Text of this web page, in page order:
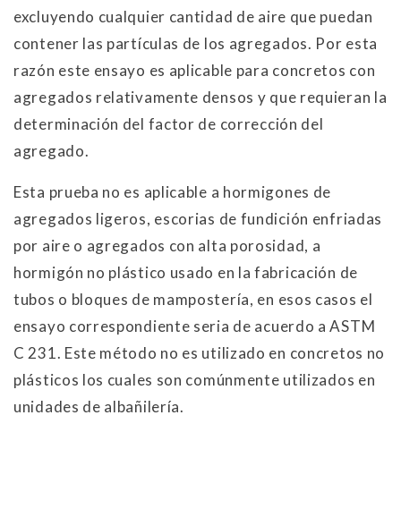
excluyendo cualquier cantidad de aire que puedan
contener las partículas de los agregados. Por esta
razón este ensayo es aplicable para concretos con
agregados relativamente densos y que requieran la
determinación del factor de corrección del
agregado.
Esta prueba no es aplicable a hormigones de
agregados ligeros, escorias de fundición enfriadas
por aire o agregados con alta porosidad, a
hormigón no plástico usado en la fabricación de
tubos o bloques de mampostería, en esos casos el
ensayo correspondiente seria de acuerdo a ASTM
C 231. Este método no es utilizado en concretos no
plásticos los cuales son comúnmente utilizados en
unidades de albañilería.